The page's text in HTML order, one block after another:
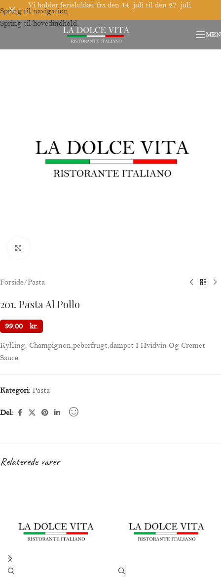
Spring til navigation
Spring til hovedindhold
Vi holder ferielukket fra den 14. juli til den 27. juli.
Forside/Pasta
201. Pasta Al Pollo
99.00 kr.
Kylling, Champignon,peberfrugt,dampet I Hvidvin Og Cremet
Sauce.
Kategori: Pasta
Del:
Relaterede varer